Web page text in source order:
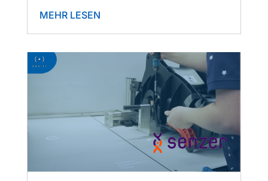
MEHR LESEN